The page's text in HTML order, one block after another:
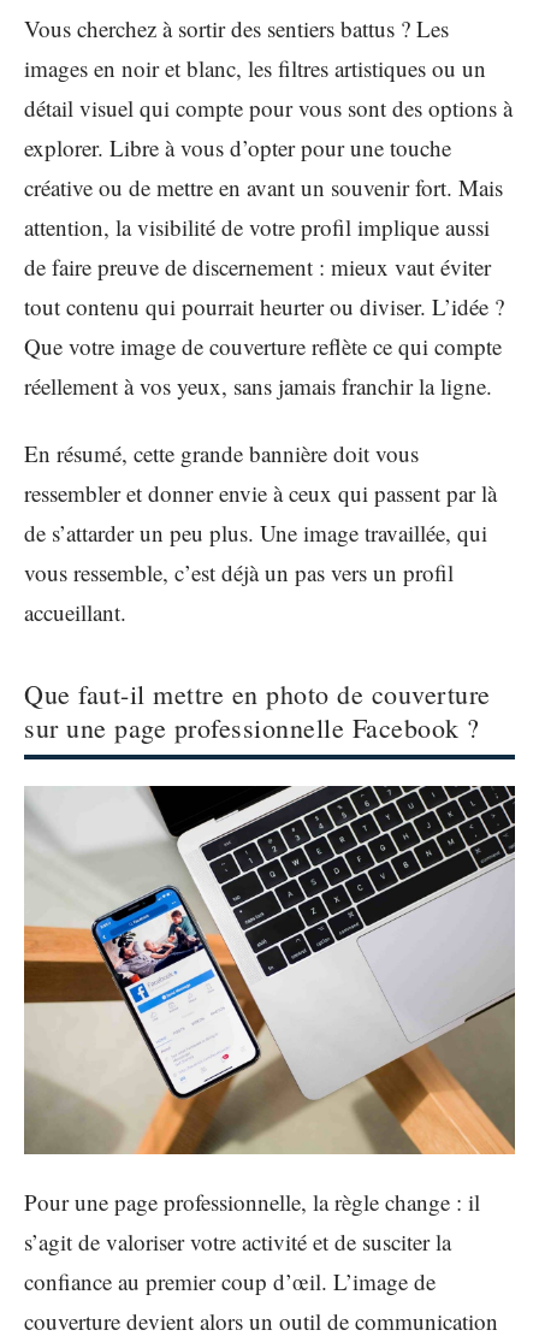
Vous cherchez à sortir des sentiers battus ? Les
images en noir et blanc, les filtres artistiques ou un
détail visuel qui compte pour vous sont des options à
explorer. Libre à vous d’opter pour une touche
créative ou de mettre en avant un souvenir fort. Mais
attention, la visibilité de votre profil implique aussi
de faire preuve de discernement : mieux vaut éviter
tout contenu qui pourrait heurter ou diviser. L’idée ?
Que votre image de couverture reflète ce qui compte
réellement à vos yeux, sans jamais franchir la ligne.
En résumé, cette grande bannière doit vous
ressembler et donner envie à ceux qui passent par là
de s’attarder un peu plus. Une image travaillée, qui
vous ressemble, c’est déjà un pas vers un profil
accueillant.
Que faut-il mettre en photo de couverture
sur une page professionnelle Facebook ?
Pour une page professionnelle, la règle change : il
s’agit de valoriser votre activité et de susciter la
confiance au premier coup d’œil. L’image de
couverture devient alors un outil de communication